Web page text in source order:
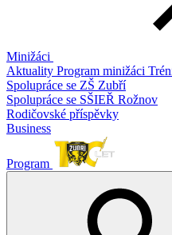
Minižáci
Aktuality Program minižáci
Spolupráce se ZŠ Zubří
Spolupráce se SŠIEŘ Rožnov
Rodičovské příspěvky
Business
Program